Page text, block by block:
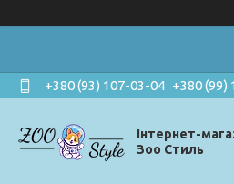
+380 (93) 107-03-04 +380 (99)
Інтернет-
Зоо Стиль